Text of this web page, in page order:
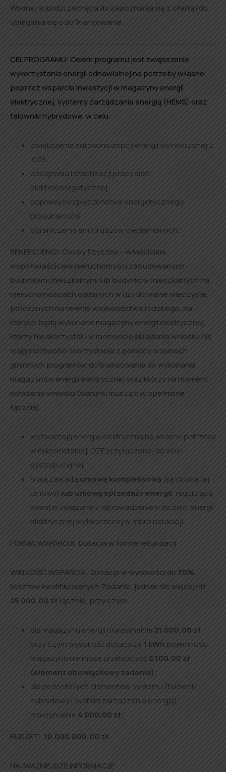
Wodnej w Łodzi zachęca do zapoznania się z ofertą i do
ubiegania się o dofinansowanie.
CEL PROGRAMU: Celem programu jest zwiększenie
wykorzystania energii odnawialnej na potrzeby własne
poprzez wsparcie inwestycji w magazyny energii
elektrycznej, systemy zarządzania energią (HEMS) oraz
falowniki hybrydowe, w celu:
zwiększenia autokonsumpcji energii wytworzonej z
OZE,
odciążenia i stabilizacji pracy sieci
elektroenergetycznej,
poprawy bezpieczeństwa energetycznego
prosumentów,
ograniczenia emisji gazów cieplarnianych.
BENEFICJENCI: Osoby fizyczne – właściciele,
współwłaściciele nieruchomości zabudowanych
budynkami mieszkalnymi lub budynków mieszkalnych na
nieruchomościach oddanych w użytkowanie wieczyste,
położonych na terenie województwa łódzkiego, na
których będą wykonane magazyny energii elektrycznej,
którzy nie skorzystali i w momencie składania wniosku nie
mają możliwości skorzystania z pomocy w ramach
gminnych programów dofinansowania do wykonania
magazynów energii elektrycznej oraz którzy na moment
składania wniosku (warunki muszą być spełnione
łącznie):
wytwarzają energię elektryczną na własne potrzeby
w mikroinstalacji OZE przyłączonej do sieci
dystrybucyjnej,
mają zawartąumowę kompleksową (są stroną tej
umowy) lub umowę sprzedaży energii, regulującą
kwestie związane z wprowadzeniem do sieci energii
elektrycznej wytworzonej w mikroinstalacji.
FORMA WSPARCIA: Dotacja w formie refundacji
WIELKOŚĆ WSPARCIA: Dotacja w wysokości do 70%
kosztów kwalifikowanych Zadania, jednak nie więcej niż
25 000,00 złłącznie, przy czym:
dla magazynu energii maksymalnie 21 000,00 zł
przy czym wysokość dotacji za 1 kWh pojemności
magazynu nie może przekroczyć2 100,00 zł
(element obowiązkowy zadania);
dla pozostałych elementów systemu (falownik
hybrydowy i system zarządzania energią)
maksymalnie 4 000,00 zł;
BUDŻET: 10.000.000,00 zł
NAJWAŻNIEJSZE INFORMACJE: